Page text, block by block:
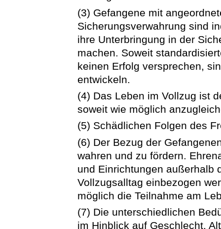
(3) Gefangene mit
Sicherungsverwahrung sind
ihre Unterbringung in der
machen. Soweit
keinen Erfolg versprechen,
entwickeln.
(4) Das Leben im Vollzug ist
soweit wie möglich
(5) Schädlichen Folgen des
(6) Der Bezug der
wahren und zu fördern.
und Einrichtungen außerhalb
Vollzugsalltag einbezogen
möglich die Teilnahme am
(7) Die unterschiedlichen
im Hinblick auf Geschlecht,